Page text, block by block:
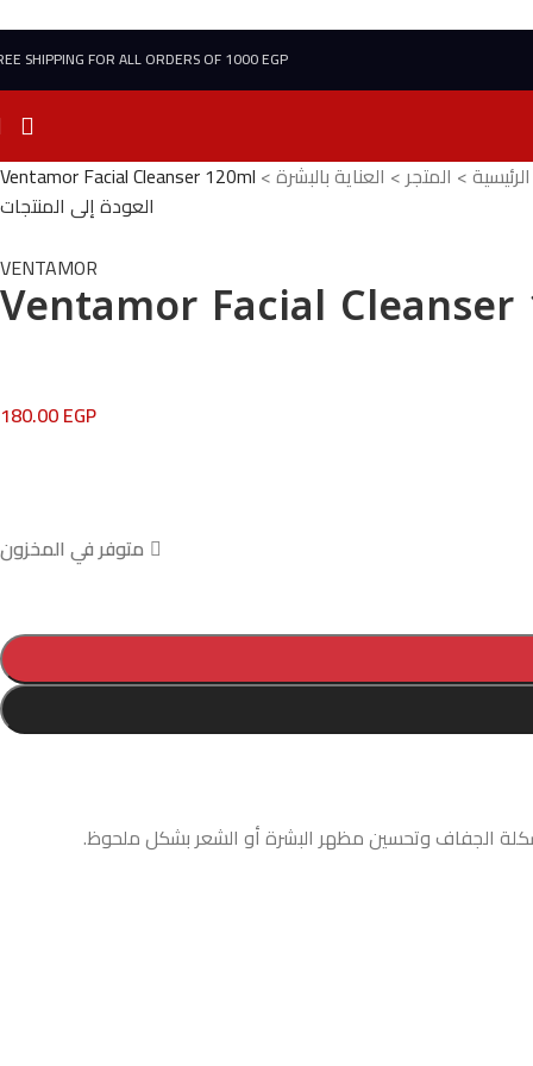
SHIPPING FOR ALL ORDERS OF 1000 EGP
الرئيسية> المتجر> العناية بالبشرة>
Ventamor Facial Cleanser 120ml
العودة إلى المنتجات
VENTAMOR
Ventamor Facial Cleanser
180.00EGP
متوفر في المخزون